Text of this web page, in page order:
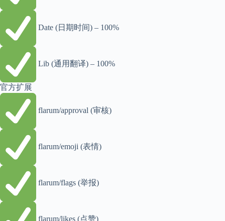
Date (日期时间) – 100%
Lib (通用翻译) – 100%
官方扩展
flarum/approval (审核)
flarum/emoji (表情)
flarum/flags (举报)
flarum/likes (点赞)